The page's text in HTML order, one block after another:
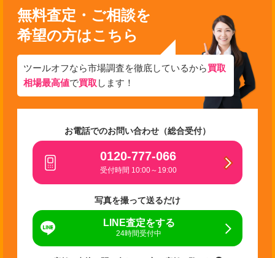
無料査定・ご相談を
希望の方はこちら
ツールオフなら市場調査を徹底しているから買取
相場最高値で買取 します！
お電話でのお問い合わせ（総合受付）
0120-777-066
受付時間 10:00～19:00
写真を撮って送るだけ
LINE査定をする
24時間受付中